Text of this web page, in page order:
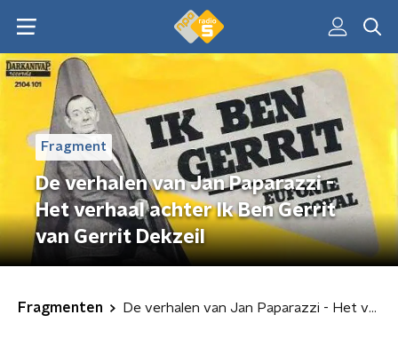
Fragment
De verhalen van Jan Paparazzi -
Het verhaal achter Ik Ben Gerrit
van Gerrit Dekzeil
Fragmenten De verhalen van Jan Paparazzi - Het verhaal achter Ik Ben Gerrit van Gerrit Dekzeil